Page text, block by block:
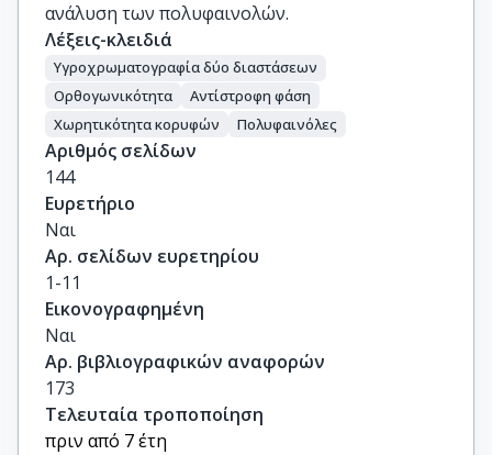
ανάλυση των πολυφαινολών.
Λέξεις-κλειδιά
Υγροχρωματογραφία δύο διαστάσεων
Ορθογωνικότητα
Αντίστροφη φάση
Χωρητικότητα κορυφών
Πολυφαινόλες
Αριθμός σελίδων
144
Ευρετήριο
Ναι
Αρ. σελίδων ευρετηρίου
1-11
Εικονογραφημένη
Ναι
Αρ. βιβλιογραφικών αναφορών
173
Τελευταία τροποποίηση
πριν από 7 έτη